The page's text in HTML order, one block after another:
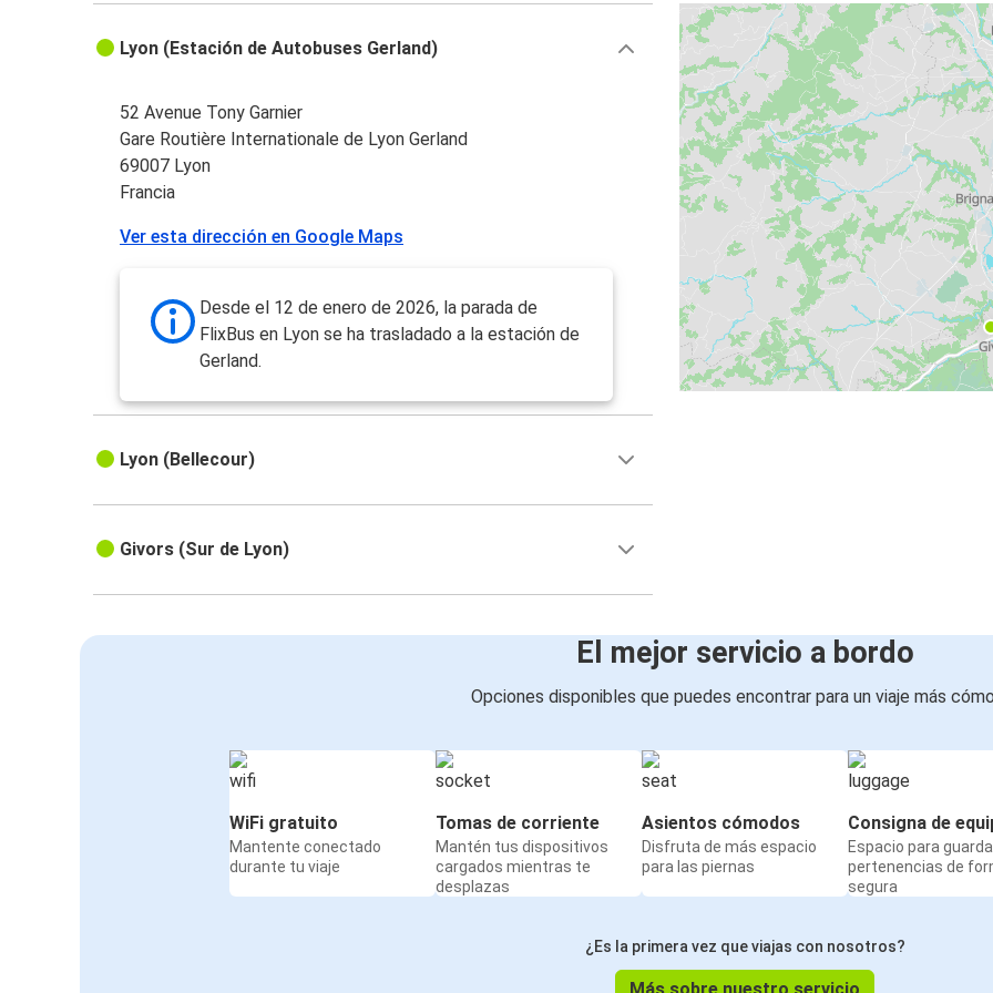
Lyon (Estación de Autobuses Gerland)
52 Avenue Tony Garnier
Gare Routière Internationale de Lyon Gerland
69007 Lyon
Francia
Ver esta dirección en Google Maps
Desde el 12 de enero de 2026, la parada de
FlixBus en Lyon se ha trasladado a la estación de
Gerland.
Lyon (Bellecour)
Givors (Sur de Lyon)
El mejor servicio a bordo
Opciones disponibles que puedes encontrar para un viaje más
WiFi gratuito
Mantente conectado
durante tu viaje
Tomas de corriente
Mantén tus dispositivos
cargados mientras te
desplazas
Asientos cómodos
Disfruta de más espacio
para las piernas
Consigna de
Espacio para
pertenencias de
segura
¿Es la primera vez que viajas con nosotros?